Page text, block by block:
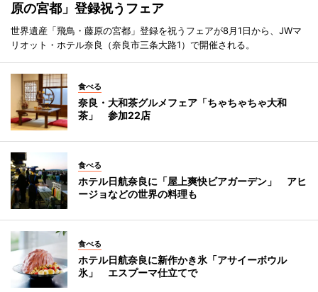
原の宮都」登録祝うフェア
世界遺産「飛鳥・藤原の宮都」登録を祝うフェアが8月1日から、JWマ
リオット・ホテル奈良（奈良市三条大路1）で開催される。
食べる
奈良・大和茶グルメフェア「ちゃちゃちゃ大和
茶」 参加22店
食べる
ホテル日航奈良に「屋上爽快ビアガーデン」 アヒ
ージョなどの世界の料理も
食べる
ホテル日航奈良に新作かき氷「アサイーボウル
氷」 エスプーマ仕立てで